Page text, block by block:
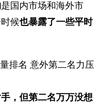
是国内市场和海外市
候也暴露了一些平时
，但第二名万万没想